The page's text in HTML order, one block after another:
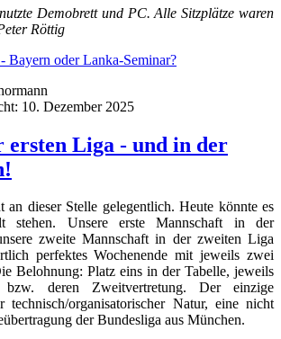
Demobrett und PC. Alle Sitzplätze waren
Röttig
oder Lanka-Seminar?
10. Dezember 2025
ersten Liga - und in der
an dieser Stelle gelegentlich. Heute könnte es
stehen. Unsere erste Mannschaft in der
zweite Mannschaft in der zweiten Liga
perfektes Wochenende mit jeweils zwei
Belohnung: Platz eins in der Tabelle, jeweils
bzw. deren Zweitvertretung. Der einzige
technisch/organisatorischer Natur, eine nicht
der Bundesliga aus München.